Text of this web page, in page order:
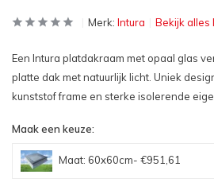
Merk: Intura Bekijk alles
Een Intura platdakraam met opaal glas
platte dak met natuurlijk licht. Uniek
kunststof frame en sterke isolerende
Maak een keuze:
Maat: 60x60cm- €951,61